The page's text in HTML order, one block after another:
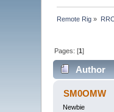
Remote Rig »
Pages: [1]
Author
SM0OMW
Newbie